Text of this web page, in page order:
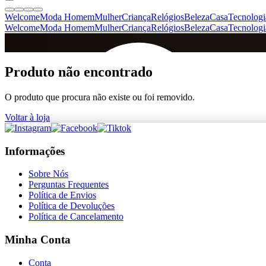
WelcomeModa HomemMulherCriançaRelógiosBelezaCasa
WelcomeModa HomemMulherCriançaRelógiosBelezaCasa
+de 36.000 reviews
Produto não encontrado
O produto que procura não existe ou foi removido.
Voltar à loja
Informações
Sobre Nós
Perguntas Frequentes
Política de Envios
Política de Devoluções
Política de Cancelamento
Minha Conta
Conta